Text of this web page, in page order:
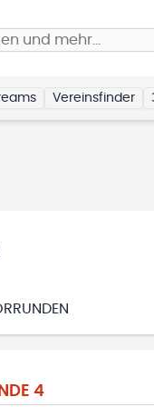
und mehr…
Vereinsfinder
4